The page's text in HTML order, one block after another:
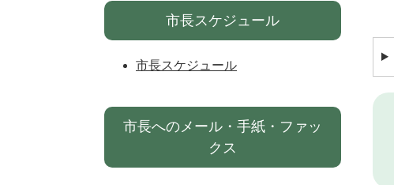
市長スケジュール
市長スケジュール
市長へのメール・手紙・ファッ
クス